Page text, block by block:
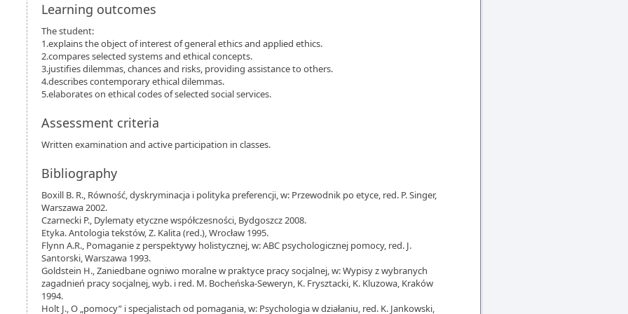
Learning outcomes
The student:
1.explains the object of interest of general ethics and applied ethics.
2.compares selected systems and ethical concepts.
3.justifies dilemmas, chances and risks, providing assistance to others.
4.describes contemporary ethical dilemmas.
5.elaborates on ethical codes of selected social services.
Assessment criteria
Written examination and active participation in classes.
Bibliography
Boxill B. R., Równość, dyskryminacja i polityka preferencji, w: Przewodnik po etyce, red. P. Singer,
Warszawa 2002.
Czarnecki P., Dylematy etyczne współczesności, Bydgoszcz 2008.
Etyka. Antologia tekstów, Z. Kalita (red.), Wrocław 1995.
Flynn A.R., Pomaganie z perspektywy holistycznej, w: ABC psychologicznej pomocy, red. J.
Santorski, Warszawa 1993.
Goldstein H., Zaniedbane ogniwo moralne w praktyce pracy socjalnej, w: Wypisy z wybranych
zagadnień pracy socjalnej, wyb. i red. M. Bocheńska-Seweryn, K. Frysztacki, K. Kluzowa, Kraków
1994.
Holt J., O „pomocy” i specjalistach od pomagania, w: Psychologia w działaniu, red. K. Jankowski,